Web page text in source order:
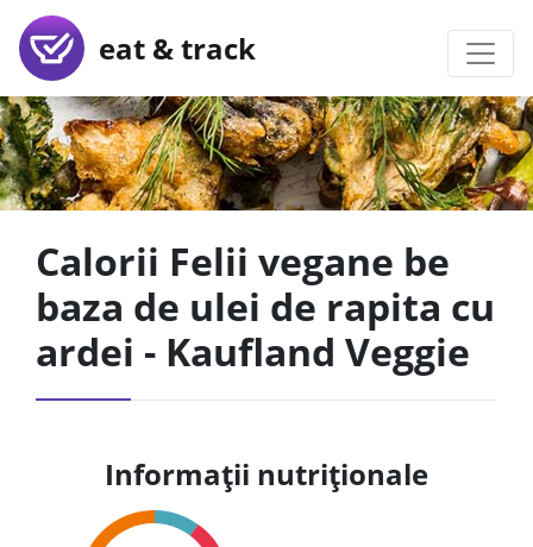
eat & track
Calorii Felii vegane be
baza de ulei de rapita cu
ardei - Kaufland Veggie
Informații nutriționale